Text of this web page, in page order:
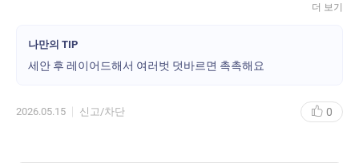
더 보기
나만의 TIP
세안 후 레이어드해서 여러벗 덧바르면 촉촉해요
2026.05.15 신고/차단 0